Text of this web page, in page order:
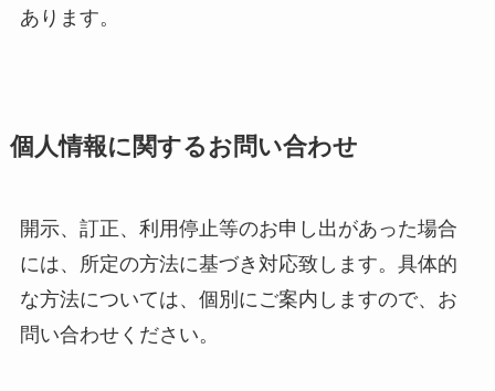
あります。
個人情報に関するお問い合わせ
開示、訂正、利用停止等のお申し出があった場合
には、所定の方法に基づき対応致します。具体的
な方法については、個別にご案内しますので、お
問い合わせください。